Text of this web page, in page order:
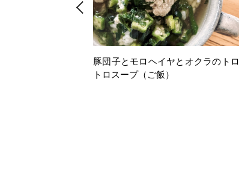
豚団子とモロヘイヤとオクラのトロ
トロスープ（ご飯）